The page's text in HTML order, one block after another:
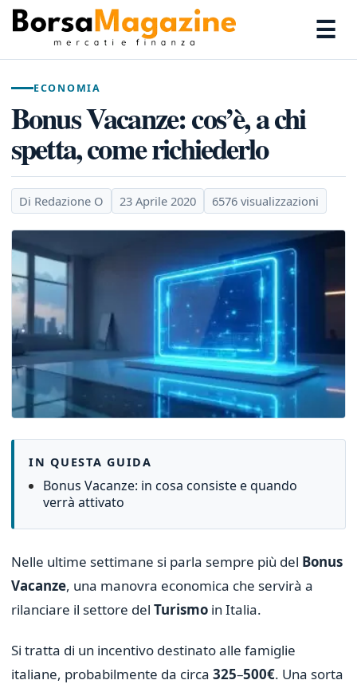
☰
ECONOMIA
Bonus Vacanze: cos’è, a chi
spetta, come richiederlo
Di Redazione O 23 Aprile 2020 6576 visualizzazioni
IN QUESTA GUIDA
Bonus Vacanze: in cosa consiste e quando
verrà attivato
Nelle ultime settimane si parla sempre più del Bonus
Vacanze, una manovra economica che servirà a
rilanciare il settore del Turismo in Italia.
Si tratta di un incentivo destinato alle famiglie
italiane, probabilmente da circa 325–500€. Una sorta